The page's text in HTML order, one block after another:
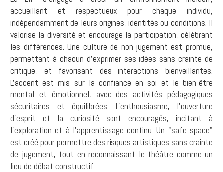
accueillant et respectueux pour chaque individu,
indépendamment de leurs origines, identités ou conditions. Il
valorise la diversité et encourage la participation, célébrant
les différences. Une culture de non-jugement est promue,
permettant à chacun d'exprimer ses idées sans crainte de
critique, et favorisant des interactions bienveillantes.
L'accent est mis sur la confiance en soi et le bien-être
mental et émotionnel, avec des activités pédagogiques
sécuritaires et équilibrées. L'enthousiasme, l'ouverture
d'esprit et la curiosité sont encouragés, incitant à
l'exploration et à l'apprentissage continu. Un "safe space"
est créé pour permettre des risques artistiques sans crainte
de jugement, tout en reconnaissant le théâtre comme un
lieu de débat constructif.